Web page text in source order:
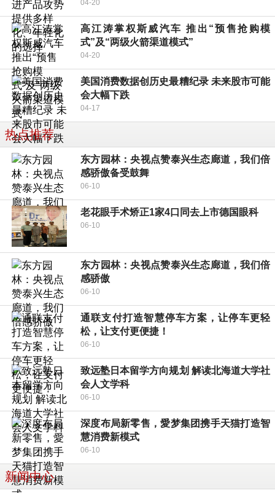
04-20
高江涛掌权斯威汽车 推出“预售抢购模
式”及“两级火箭渠道模式”
04-20
美国消费数据创历史最糟纪录 未来股市可能
会大幅下跌
04-17
热点推荐
东方园林：央视点赞泰兴生态廊道，我们倍
感骄傲备受鼓舞
06-10
老花眼手术矫正1家4口同去上市德国眼科
06-10
东方园林：央视点赞泰兴生态廊道，我们倍
感骄傲
06-10
通联支付打造智慧停车方案，让停车更轻
松，让支付更便捷！
06-10
致远塾日本留学方向规划 解读北海道大学社
会人文学科
06-10
深度布局新零售，愛梦集团携手天猫打造智
慧消费新模式
06-10
新闻中心